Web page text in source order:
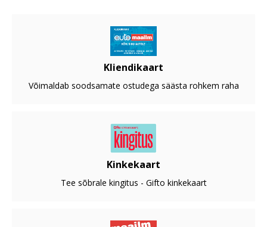
Kliendikaart
Võimaldab soodsamate ostudega säästa rohkem raha
Kinkekaart
Tee sõbrale kingitus - Gifto kinkekaart